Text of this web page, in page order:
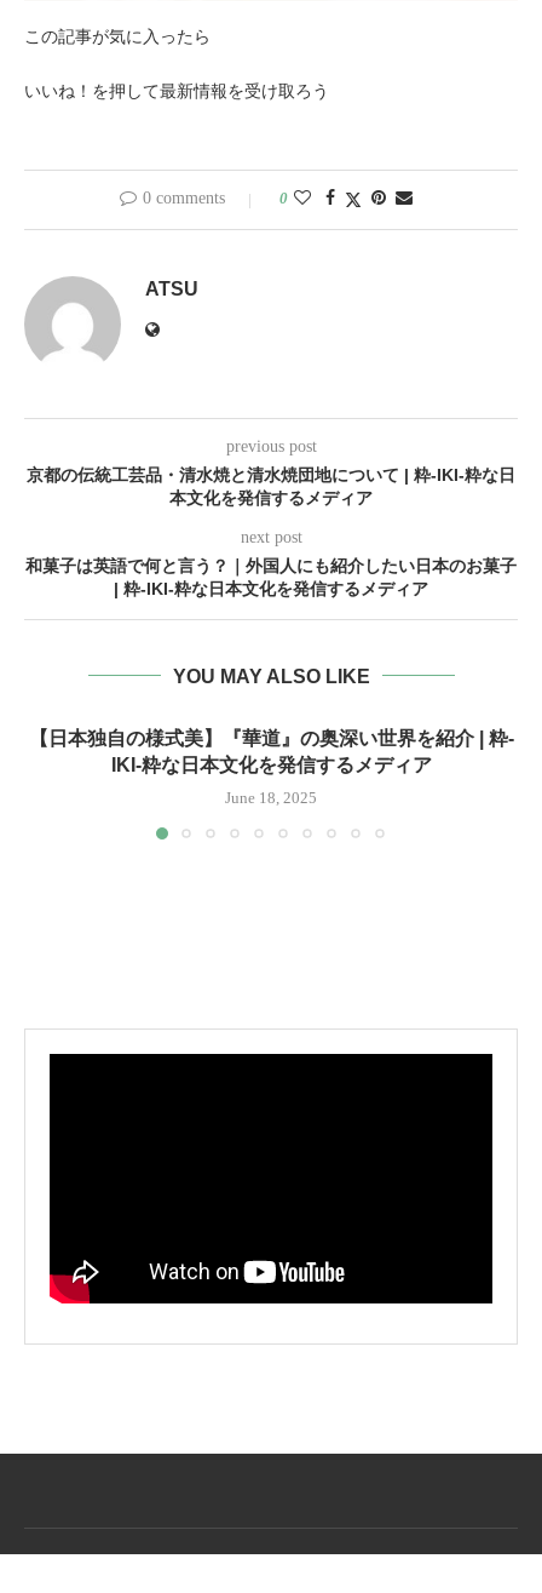
この記事が気に入ったら
いいね！を押して最新情報を受け取ろう
0 comments 0
ATSU
previous post
京都の伝統工芸品・清水焼と清水焼団地について | 粋-IKI-粋な日
本文化を発信するメディア
next post
和菓子は英語で何と言う？｜外国人にも紹介したい日本のお菓子
| 粋-IKI-粋な日本文化を発信するメディア
YOU MAY ALSO LIKE
【日本独自の様式美】『華道』の奥深い世界を紹介 | 粋-
IKI-粋な日本文化を発信するメディア
June 18, 2025